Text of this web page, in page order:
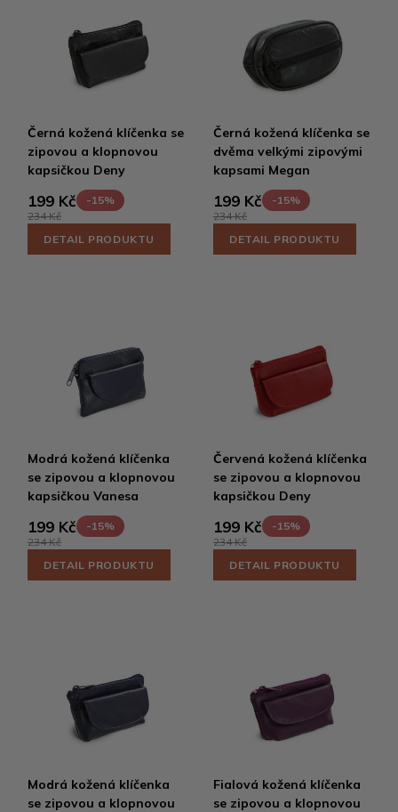
Černá kožená klíčenka se
zipovou a klopnovou
kapsičkou Deny
199 Kč
-15%
234 Kč
DETAIL PRODUKTU
Černá kožená klíčenka se
dvěma velkými zipovými
kapsami Megan
199 Kč
-15%
234 Kč
DETAIL PRODUKTU
Modrá kožená klíčenka
se zipovou a klopnovou
kapsičkou Vanesa
199 Kč
-15%
234 Kč
DETAIL PRODUKTU
Červená kožená klíčenka
se zipovou a klopnovou
kapsičkou Deny
199 Kč
-15%
234 Kč
DETAIL PRODUKTU
Modrá kožená klíčenka
se zipovou a klopnovou
Fialová kožená klíčenka
se zipovou a klopnovou